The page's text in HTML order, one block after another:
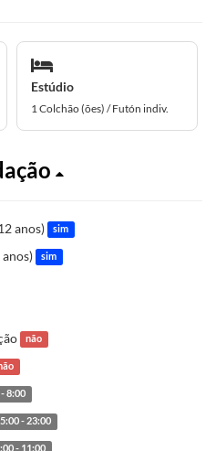
Estúdio
1 Colchão (ões) / Futón indiv.
anos) sim
sim
não
8:00
- 23:00
- 11:00